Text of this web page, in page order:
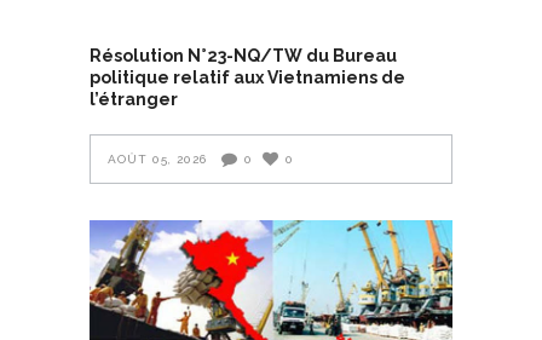
Résolution N°23-NQ/TW du Bureau
politique relatif aux Vietnamiens de
l’étranger
AOÛT 05, 2026 0 0